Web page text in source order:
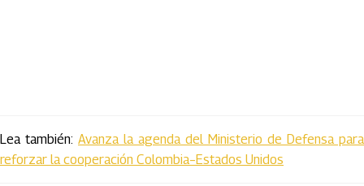
Lea también: Avanza la agenda del Ministerio de Defensa para
reforzar la cooperación Colombia–Estados Unidos